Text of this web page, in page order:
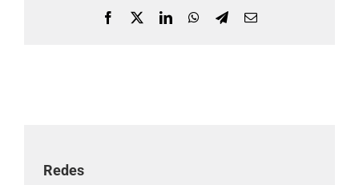
Facebook LinkedInWhatsApp
TelegramCorreo
Redes